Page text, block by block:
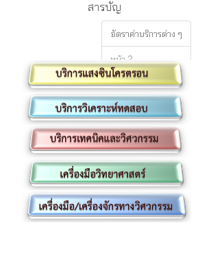
สารบัญ
อัตราค่าบริการต่าง ๆ
หน้า 2
หน้า 3
หน้า 4
หน้า 5
แสดงทุกหน้า